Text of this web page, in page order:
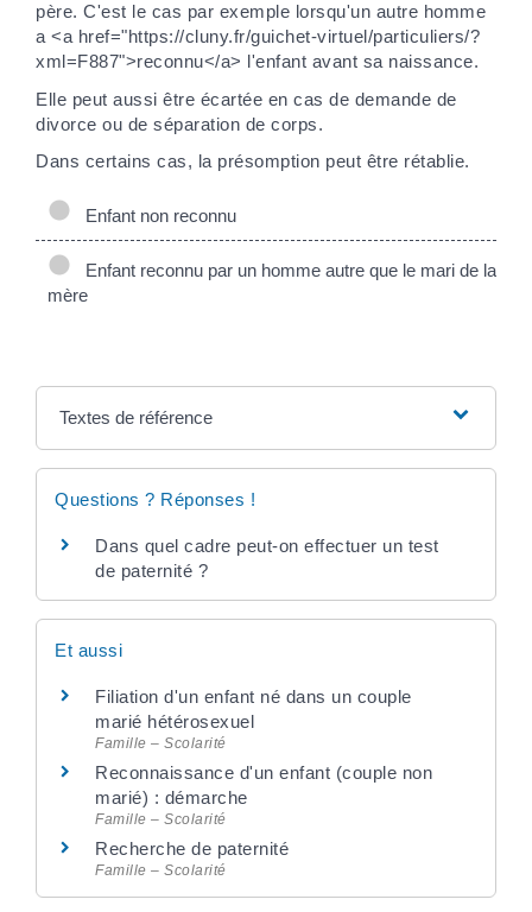
père. C'est le cas par exemple lorsqu'un autre homme
a <a href="https://cluny.fr/guichet-virtuel/particuliers/?
xml=F887">reconnu</a> l'enfant avant sa naissance.
Elle peut aussi être écartée en cas de demande de
divorce ou de séparation de corps.
Dans certains cas, la présomption peut être rétablie.
Enfant non reconnu
Enfant reconnu par un homme autre que le mari de la
mère
Textes de référence
Questions ? Réponses !
Dans quel cadre peut-on effectuer un test
de paternité ?
Et aussi
Filiation d'un enfant né dans un couple
marié hétérosexuel
Famille – Scolarité
Reconnaissance d'un enfant (couple non
marié) : démarche
Famille – Scolarité
Recherche de paternité
Famille – Scolarité